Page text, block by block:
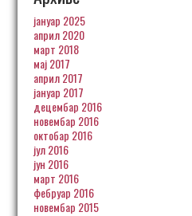
јануар 2025
април 2020
март 2018
мај 2017
април 2017
јануар 2017
децембар 2016
новембар 2016
октобар 2016
јул 2016
јун 2016
март 2016
фебруар 2016
новембар 2015